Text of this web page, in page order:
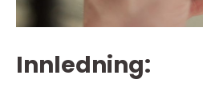
Innledning: